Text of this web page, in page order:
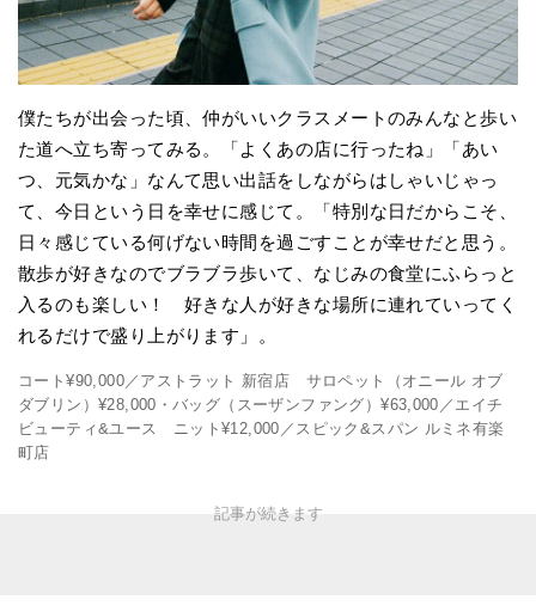
僕たちが出会った頃、仲がいいクラスメートのみんなと歩い
た道へ立ち寄ってみる。「よくあの店に行ったね」「あい
つ、元気かな」なんて思い出話をしながらはしゃいじゃっ
て、今日という日を幸せに感じて。「特別な日だからこそ、
日々感じている何げない時間を過ごすことが幸せだと思う。
散歩が好きなのでブラブラ歩いて、なじみの食堂にふらっと
入るのも楽しい！ 好きな人が好きな場所に連れていってく
れるだけで盛り上がります」。
コート¥90,000／アストラット 新宿店 サロペット（オニール オブ
ダブリン）¥28,000・バッグ（スーザンファング）¥63,000／エイチ
ビューティ&ユース ニット¥12,000／スピック&スパン ルミネ有楽
町店